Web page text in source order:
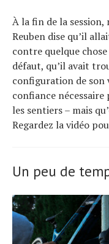
À la fin de la
Reuben dise qu’il
contre quelque
défaut, qu’il avait
configuration de
confiance
les sentiers – mais
Regardez la vidéo
Un peu de